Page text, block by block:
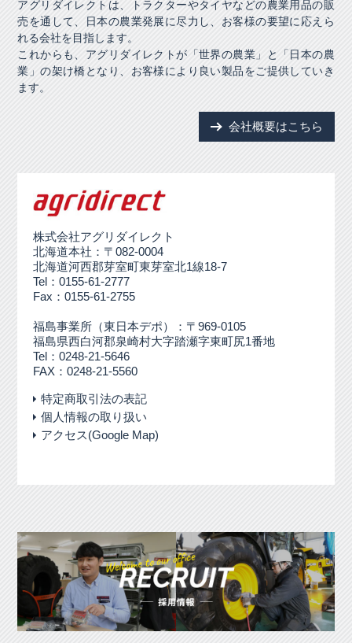
アグリダイレクトは、トラクターやタイヤなどの農業用品の販
売を通して、日本の農業発展に尽力し、お客様の要望に応えら
れる会社を目指します。
これからも、アグリダイレクトが「世界の農業」と「日本の農
業」の架け橋となり、お客様により良い製品をご提供していき
ます。
会社概要はこちら
株式会社アグリダイレクト
北海道本社：〒082-0004
北海道河西郡芽室町東芽室北1線18-7
Tel：0155-61-2777
Fax：0155-61-2755
福島事業所（東日本デポ）：〒969-0105
福島県西白河郡泉崎村大字踏瀬字東町尻1番地
Tel：0248-21-5646
FAX：0248-21-5560
特定商取引法の表記
個人情報の取り扱い
アクセス(Google Map)